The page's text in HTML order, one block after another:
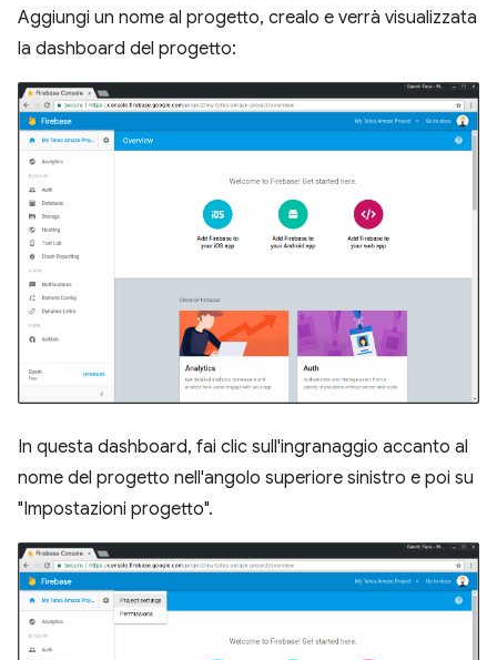
Aggiungi un nome al progetto, crealo e verrà visualizzata
la dashboard del progetto:
In questa dashboard, fai clic sull'ingranaggio accanto al
nome del progetto nell'angolo superiore sinistro e poi su
"Impostazioni progetto".